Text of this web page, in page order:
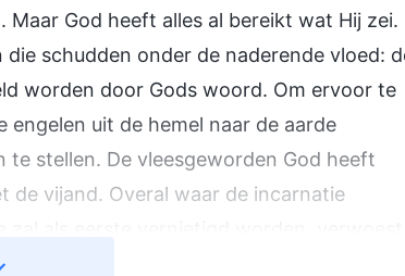
God heeft alles al bereikt wat Hij zei.
schudden onder de naderende vloed:
worden door Gods woord. Om ervoor te
uit de hemel naar de aarde
stellen. De vleesgeworden God heeft
de vijand. Overal waar de incarnatie
China. Je kunt het bewijs zien van de